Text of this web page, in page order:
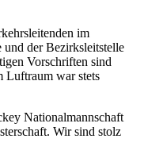
im
der Bezirksleitstelle
Vorschriften sind
Luftraum war stets
Nationalmannschaft
Wir sind stolz